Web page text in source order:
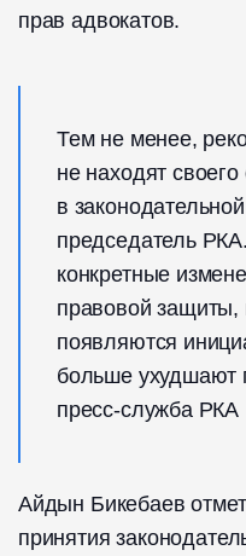
прав адвокатов.
Тем не менее,
не находят
в
председатель
конкретные
правовой
появляются
больше ухудшают
пресс-служба РКА
Айдын Бикебаев
принятия